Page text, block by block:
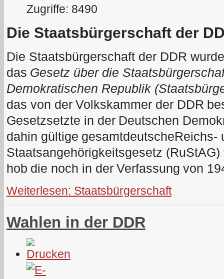
Zugriffe: 8490
Die Staatsbürgerschaft der
Die Staatsbürgerschaft der DDR
das Gesetz über die
Demokratischen Republik
das von der Volkskammer der DDR
Gesetzsetzte in der Deutschen
dahin gültige gesamtdeutscheReichs-
Staatsangehörigkeitsgesetz
hob die noch in der Verfassung von
Weiterlesen: Staatsbürgerschaft
Wahlen in der DDR